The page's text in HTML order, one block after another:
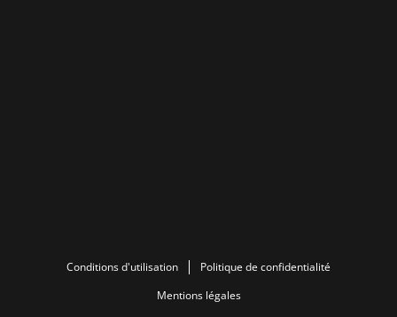
Conditions d'utilisation
Politique de confidentialité
Mentions légales